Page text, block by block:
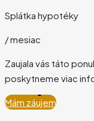
Splátka hypotéky
/ mesiac
Zaujala vás táto
poskytneme viac
Mám záujem